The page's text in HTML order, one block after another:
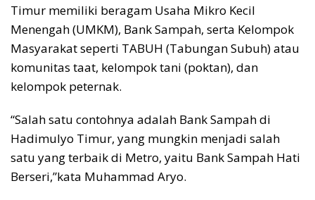
Timur memiliki beragam Usaha Mikro Kecil
Menengah (UMKM), Bank Sampah, serta Kelompok
Masyarakat seperti TABUH (Tabungan Subuh) atau
komunitas taat, kelompok tani (poktan), dan
kelompok peternak.
“Salah satu contohnya adalah Bank Sampah di
Hadimulyo Timur, yang mungkin menjadi salah
satu yang terbaik di Metro, yaitu Bank Sampah Hati
Berseri,”kata Muhammad Aryo.